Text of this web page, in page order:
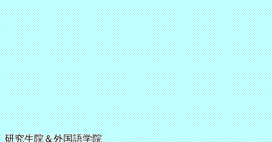
研究生院＆外国語学院